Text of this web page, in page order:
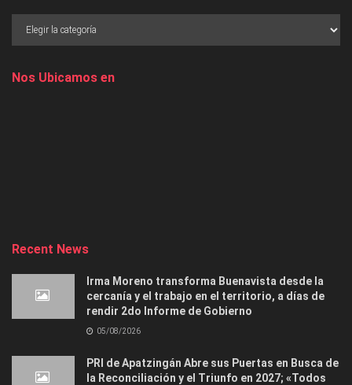
Nos Ubicamos en
Recent News
Irma Moreno transforma Buenavista desde la
cercanía y el trabajo en el territorio, a días de
rendir 2do Informe de Gobierno
05/08/2026
PRI de Apatzingán Abre sus Puertas en Busca de
la Reconciliación y el Triunfo en 2027; «Todos